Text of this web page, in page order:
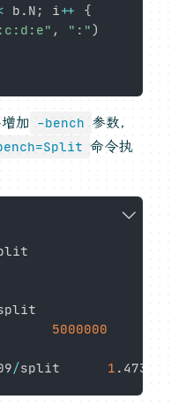
b . N ; i++
{
, ":")
加 -bench 参数，
命令执
5000000
/split 1 .